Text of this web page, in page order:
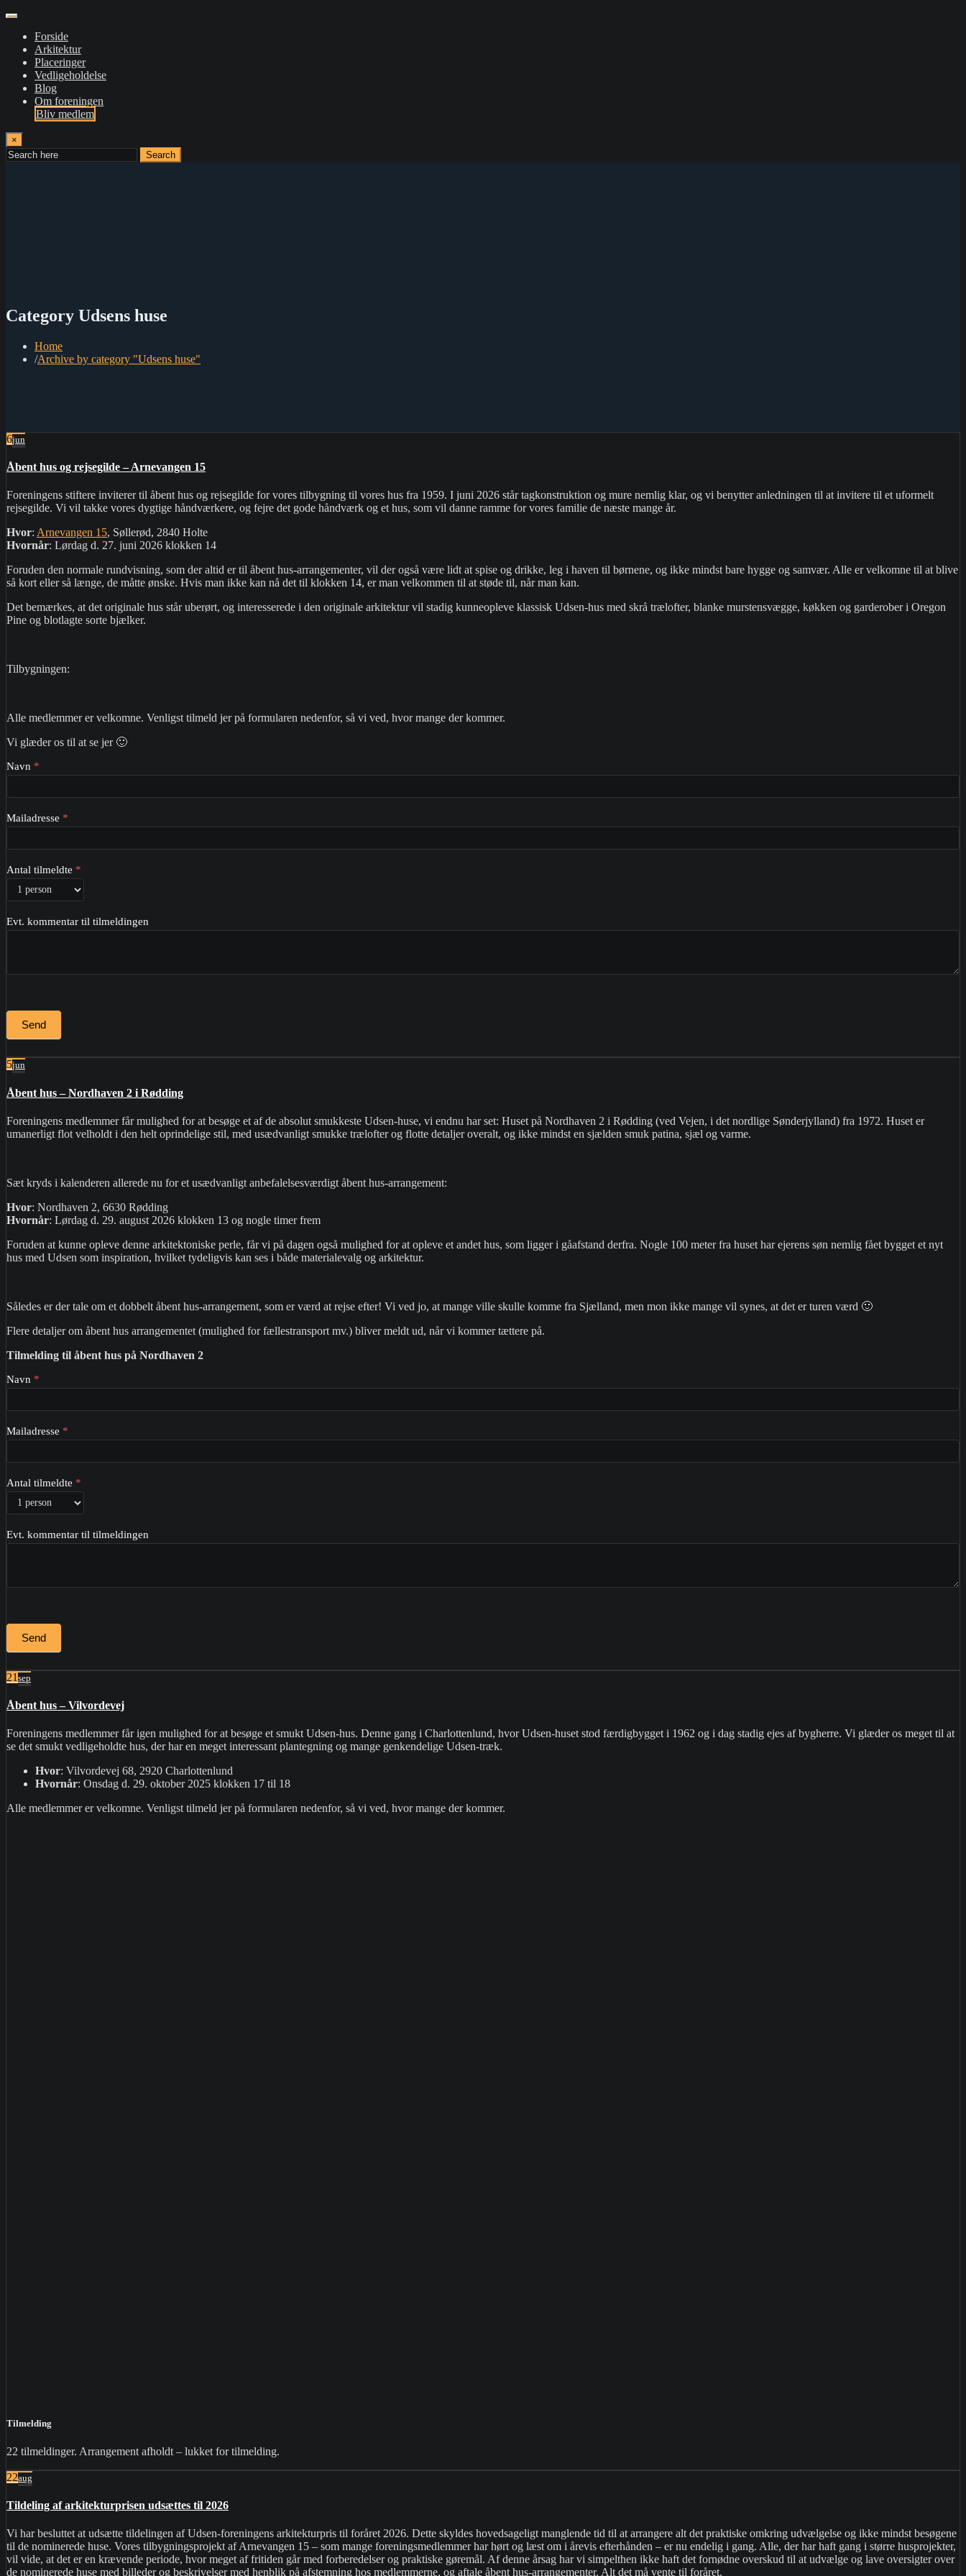
Forside
Arkitektur
Placeringer
Vedligeholdelse
Blog
Om foreningen
Bliv medlem
×
Search
Category Udsens huse
Home
Archive by category "Udsens huse"
6jun
Åbent hus og rejsegilde – Arnevangen 15
Foreningens stiftere inviterer til åbent hus og rejsegilde for vores tilbygning til vores hus fra 1959. I juni 2026 står tagkonstruktion og mure nemlig klar, og vi benytter anledningen til at invitere til et uformelt
rejsegilde. Vi vil takke vores dygtige håndværkere, og fejre det gode håndværk og et hus, som vil danne ramme for vores familie de næste mange år.
Hvor: Arnevangen 15, Søllerød, 2840 Holte
Hvornår: Lørdag d. 27. juni 2026 klokken 14
Foruden den normale rundvisning, som der altid er til åbent hus-arrangementer, vil der også være lidt at spise og drikke, leg i haven til børnene, og ikke mindst bare hygge og samvær. Alle er velkomne til at blive
så kort eller så længe, de måtte ønske. Hvis man ikke kan nå det til klokken 14, er man velkommen til at støde til, når man kan.
Det bemærkes, at det originale hus står uberørt, og interesserede i den originale arkitektur vil stadig kunneopleve klassisk Udsen-hus med skrå trælofter, blanke murstensvægge, køkken og garderober i Oregon
Pine og blotlagte sorte bjælker.
Tilbygningen:
Alle medlemmer er velkomne. Venligst tilmeld jer på formularen nedenfor, så vi ved, hvor mange der kommer.
Vi glæder os til at se jer 🙂
Tilmeld
åbent
Arnevangen
Navn *
Mailadresse *
Antal tilmeldte *
Evt. kommentar til tilmeldingen
Send
5jun
Åbent hus – Nordhaven 2 i Rødding
Foreningens medlemmer får mulighed for at besøge et af de absolut smukkeste Udsen-huse, vi endnu har set: Huset på Nordhaven 2 i Rødding (ved Vejen, i det nordlige Sønderjylland) fra 1972. Huset er
umanerligt flot velholdt i den helt oprindelige stil, med usædvanligt smukke trælofter og flotte detaljer overalt, og ikke mindst en sjælden smuk patina, sjæl og varme.
​Sæt kryds i kalenderen allerede nu for et usædvanligt anbefalelsesværdigt åbent hus-arrangement:
Hvor: Nordhaven 2, 6630 Rødding
Hvornår: Lørdag d. 29. august 2026 klokken 13 og nogle timer frem
Foruden at kunne opleve denne arkitektoniske perle, får vi på dagen også mulighed for at opleve et andet hus, som ligger i gåafstand derfra. Nogle 100 meter fra huset har ejerens søn nemlig fået bygget et nyt
hus med Udsen som inspiration, hvilket tydeligvis kan ses i både materialevalg og arkitektur. ​​
Således er der tale om et dobbelt åbent hus-arrangement, som er værd at rejse efter! Vi ved jo, at mange ville skulle komme fra Sjælland, men mon ikke mange vil synes, at det er turen værd 🙂
Flere detaljer om åbent hus arrangementet (mulighed for fællestransport mv.) bliver meldt ud, når vi kommer tættere på.
Tilmelding til åbent hus på Nordhaven 2
Tilmeld
åbent
Nordhaven
Navn *
Mailadresse *
Antal tilmeldte *
Evt. kommentar til tilmeldingen
Send
21 sep
Åbent hus – Vilvordevej
Foreningens medlemmer får igen mulighed for at besøge et smukt Udsen-hus. Denne gang i Charlottenlund, hvor Udsen-huset stod færdigbygget i 1962 og i dag stadig ejes af bygherre. Vi glæder os meget til at
se det smukt vedligeholdte hus, der har en meget interessant plantegning og mange genkendelige Udsen-træk.
Hvor: Vilvordevej 68, 2920 Charlottenlund
Hvornår: Onsdag d. 29. oktober 2025 klokken 17 til 18
Alle medlemmer er velkomne. Venligst tilmeld jer på formularen nedenfor, så vi ved, hvor mange der kommer.
Tilmelding
22 tilmeldinger. Arrangement afholdt – lukket for tilmelding.
22aug
Tildeling af arkitekturprisen udsættes til 2026
Vi har besluttet at udsætte tildelingen af Udsen-foreningens arkitekturpris til foråret 2026. Dette skyldes hovedsageligt manglende tid til at arrangere alt det praktiske omkring udvælgelse og ikke mindst besøgene
til de nominerede huse. Vores tilbygningsprojekt af Arnevangen 15 – som mange foreningsmedlemmer har hørt og læst om i årevis efterhånden – er nu endelig i gang. Alle, der har haft gang i større husprojekter,
vil vide, at det er en krævende periode, hvor meget af fritiden går med forberedelser og praktiske gøremål. Af denne årsag har vi simpelthen ikke haft det fornødne overskud til at udvælge og lave oversigter over
de nominerede huse med billeder og beskrivelser med henblik på afstemning hos medlemmerne, og aftale åbent hus-arrangementer. Alt det må vente til foråret.